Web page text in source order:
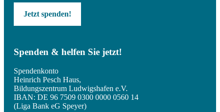
Jetzt spenden!
Spenden & helfen Sie jetzt!
Spendenkonto
Heinrich Pesch Haus,
Bildungszentrum Ludwigshafen e.V.
IBAN: DE 96 7509 0300 0000 0560 14
(Liga Bank eG Speyer)